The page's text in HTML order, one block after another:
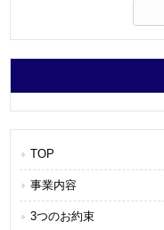
TOP
事業内容
3つのお約束